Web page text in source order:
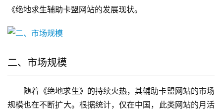
《绝地求生辅助卡盟网站的发展现状。
二、市场规模
随着《绝地求生》的持续火热，其辅助卡盟网站的市场
规模也在不断扩大。根据统计，仅在中国，此类网站的月活